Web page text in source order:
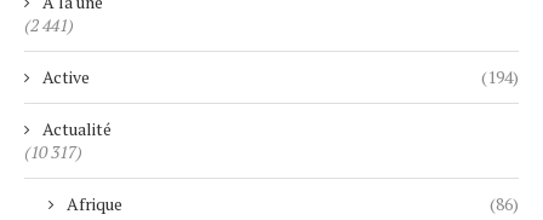
(2 441)
Active (194)
Actualité
(10 317)
Afrique (86)